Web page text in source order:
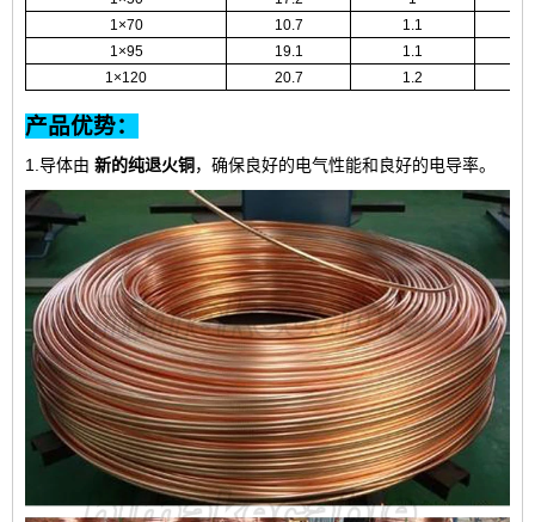
1×70
10.7 1.1
1×95
19.1 1.1
1×120
20.7 1.2
产品优势：
1.导体由 新的纯退火铜，确保良好的电气性能和良好的电导率。